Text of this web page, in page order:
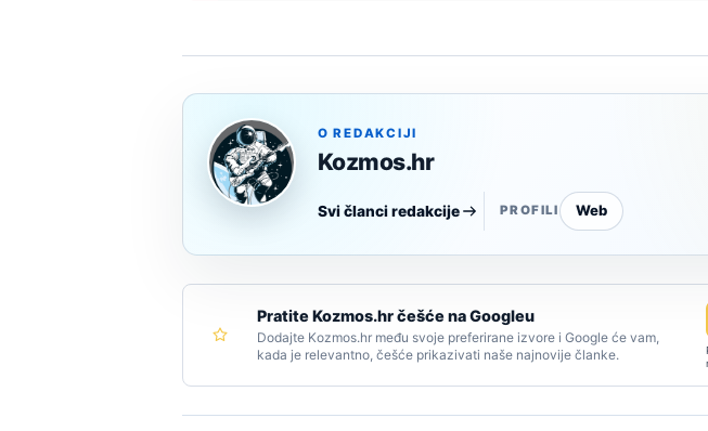
O REDAKCIJI
Kozmos.hr
Svi članci redakcije PROFILI Web
Pratite Kozmos.hr češće na Googleu
Dodajte Kozmos.hr među svoje preferirane izvore i Google će vam,
kada je relevantno, češće prikazivati naše najnovije članke.